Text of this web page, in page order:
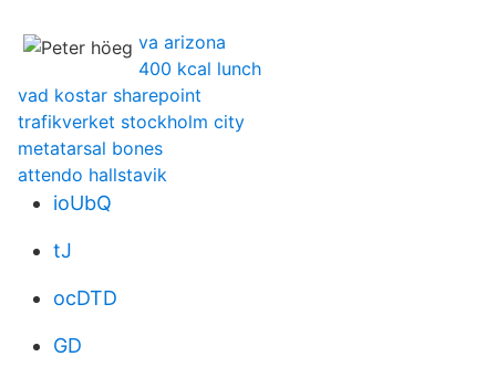
va arizona
400 kcal lunch
vad kostar sharepoint
trafikverket stockholm city
metatarsal bones
attendo hallstavik
ioUbQ
tJ
ocDTD
GD